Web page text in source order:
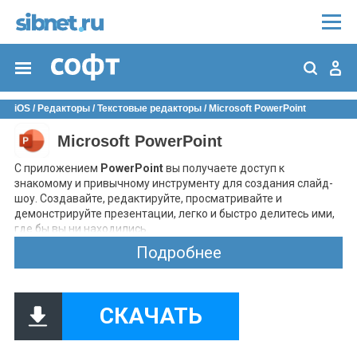
iOS / Редакторы / Текстовые редакторы / Microsoft PowerPoint
Microsoft PowerPoint
С приложением PowerPointвы получаете доступ к
знакомому и привычному инструменту для создания слайд-
шоу. Создавайте, редактируйте, просматривайте и
демонстрируйте презентации, легко и быстро делитесь ими,
где бы вы ни находились.
Производите неизгладимое впечатление с помощью
Создавайте слайд-шоу и уверенно демонстрируйте их, где бы
вы ни находились.
Используйте для проведения презентаций инструкции для
Подробнее
СКАЧАТЬ